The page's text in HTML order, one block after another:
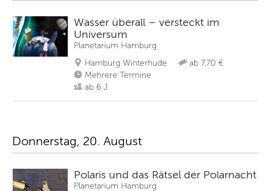
Wasser überall – versteckt im
Universum
Planetarium Hamburg
Hamburg Winterhude
ab 7,70 €
Mehrere Termine
ab 6 J
Donnerstag, 20. August
Polaris und das Rätsel der Polarnacht
Planetarium Hamburg